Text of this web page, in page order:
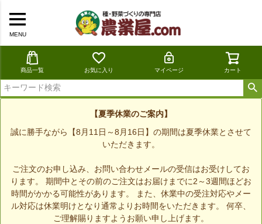
MENU
商品一覧 お気に入り マイページ カート
【夏季休業のご案内】
誠に勝手ながら【8月11日～8月16日】の期間は夏季休業とさせて
いただきます。
ご注文のお申し込み、お問い合わせメールの受信はお受けしてお
ります。 期間中とその前のご注文はお届けまでに2～3週間ほどお
時間がかかる可能性があります。 また、休業中の受注対応やメー
ル対応は休業明けとなり通常よりお時間をいただきます。 何卒、
ご理解賜りますようお願い申し上げます。